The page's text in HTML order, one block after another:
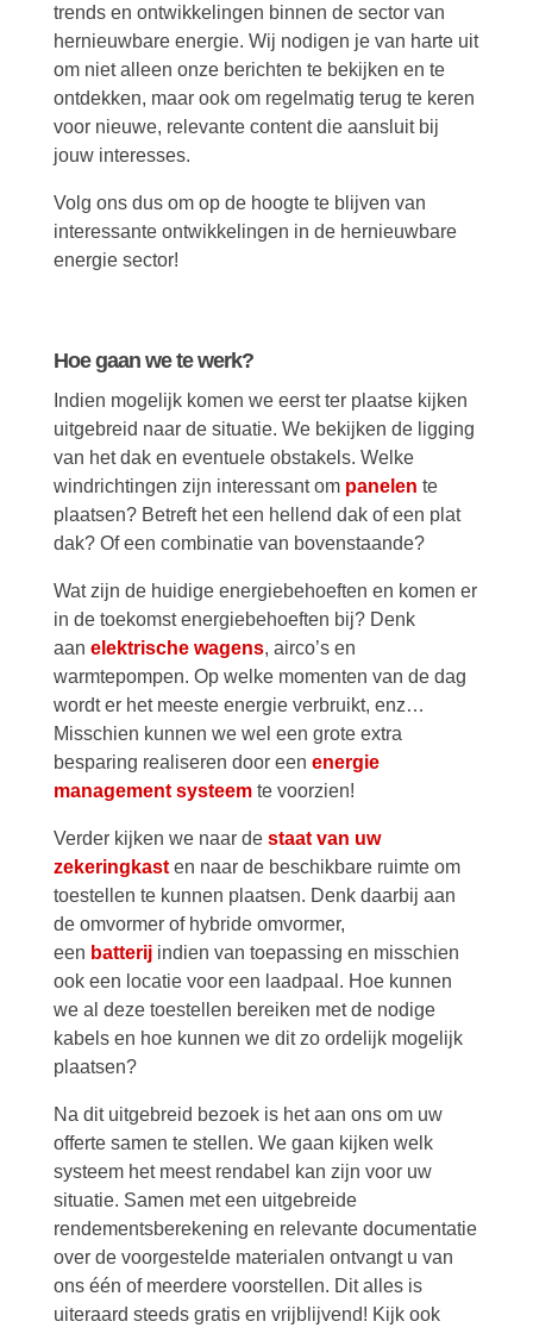
trends en ontwikkelingen binnen de sector van
hernieuwbare energie. Wij nodigen je van harte uit
om niet alleen onze berichten te bekijken en te
ontdekken, maar ook om regelmatig terug te keren
voor nieuwe, relevante content die aansluit bij
jouw interesses.
Volg ons dus om op de hoogte te blijven van
interessante ontwikkelingen in de hernieuwbare
energie sector!
Hoe gaan we te werk?
Indien mogelijk komen we eerst ter plaatse kijken
uitgebreid naar de situatie. We bekijken de ligging
van het dak en eventuele obstakels. Welke
windrichtingen zijn interessant om panelen te
plaatsen? Betreft het een hellend dak of een plat
dak? Of een combinatie van bovenstaande?
Wat zijn de huidige energiebehoeften en komen er
in de toekomst energiebehoeften bij? Denk
aan elektrische wagens, airco’s en
warmtepompen. Op welke momenten van de dag
wordt er het meeste energie verbruikt, enz…
Misschien kunnen we wel een grote extra
besparing realiseren door een energie
management systeem te voorzien!
Verder kijken we naar de staat van uw
zekeringkast en naar de beschikbare ruimte om
toestellen te kunnen plaatsen. Denk daarbij aan
de omvormer of hybride omvormer,
een batterij indien van toepassing en misschien
ook een locatie voor een laadpaal. Hoe kunnen
we al deze toestellen bereiken met de nodige
kabels en hoe kunnen we dit zo ordelijk mogelijk
plaatsen?
Na dit uitgebreid bezoek is het aan ons om uw
offerte samen te stellen. We gaan kijken welk
systeem het meest rendabel kan zijn voor uw
situatie. Samen met een uitgebreide
rendementsberekening en relevante documentatie
over de voorgestelde materialen ontvangt u van
ons één of meerdere voorstellen. Dit alles is
uiteraard steeds gratis en vrijblijvend! Kijk ook